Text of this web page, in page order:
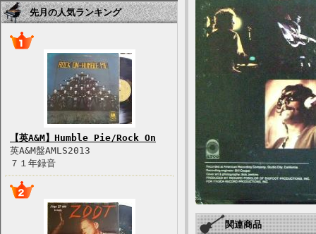
先月の人気ランキング
【英A&M】Humble Pie/Rock On
英A&M盤AMLS2013
７１年録音
関連商品